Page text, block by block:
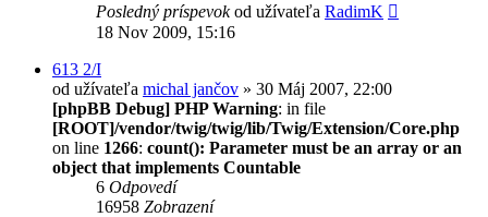
Posledný príspevokod užívateľa RadimK
18 Nov 2009, 15:16
613 2/I
od užívateľa michal jančov » 30 Máj 2007, 22:00
[phpBB Debug] PHP Warning: in file
[ROOT]/vendor/twig/twig/lib/Twig/Extension/Core.php
on line 1266: count(): Parameter must be an array or an
object that implements Countable
6 Odpovedí
16958 Zobrazení